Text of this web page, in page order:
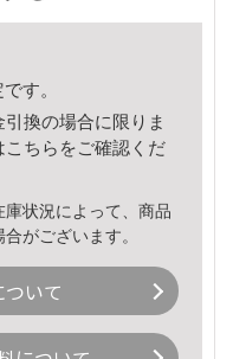
す。
換の場合に限りま
こちら をご確認くだ
状況によって、商品
がございます。
いて